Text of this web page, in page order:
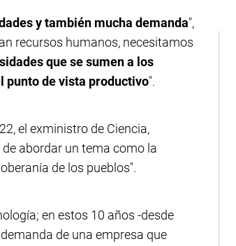
y también mucha demanda",
recursos humanos, necesitamos
que se sumen a los
punto de vista productivo".
el exministro de Ciencia,
abordar un tema como la
de los pueblos".
en estos 10 años -desde
de una empresa que